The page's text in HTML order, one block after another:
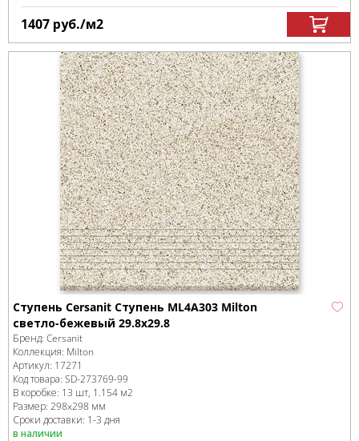
1407 руб./м2
Ступень Cersanit Ступень ML4A303 Milton
светло-бежевый 29.8x29.8
Бренд: Cersanit
Коллекция: Milton
Артикул: 17271
Код товара: SD-273769-99
В коробке: 13 шт, 1.154 м2
Размер: 298x298 мм
Сроки доставки: 1-3 дня
в наличии